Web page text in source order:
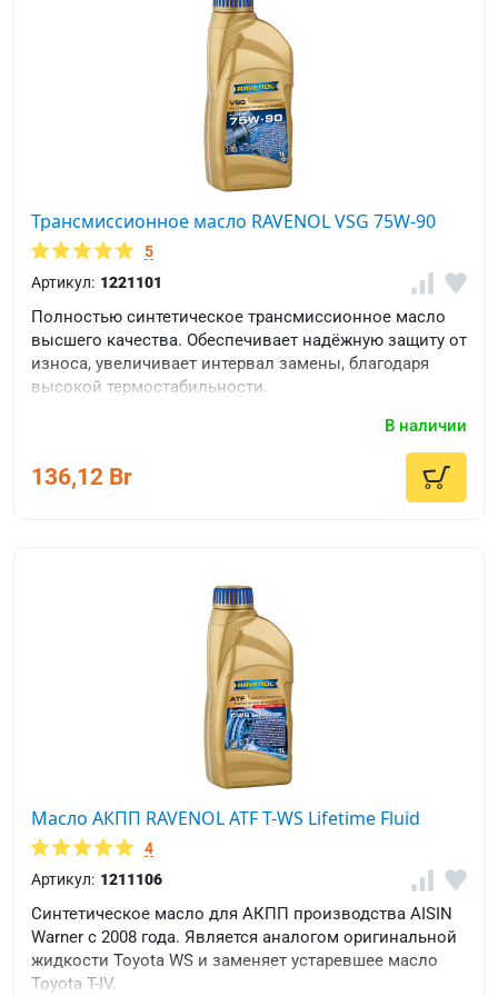
Трансмиссионное масло RAVENOL VSG 75W-90
5
Артикул: 1221101
Полностью синтетическое трансмиссионное масло
высшего качества. Обеспечивает надёжную защиту от
износа, увеличивает интервал замены, благодаря
высокой термостабильности.
В наличии
136,12 Br
Масло АКПП RAVENOL ATF T-WS Lifetime Fluid
4
Артикул: 1211106
Синтетическое масло для АКПП производства AISIN
Warner с 2008 года. Является аналогом оригинальной
жидкости Toyota WS и заменяет устаревшее масло
Toyota T-IV.